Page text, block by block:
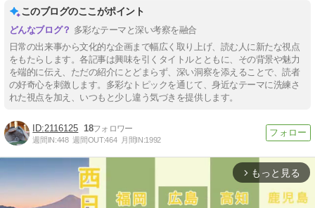
このブログのここがポイント
多彩なテーマと深い考察を融合
日常の出来事から文化的な企画まで幅広く取り上げ、読む人に新たな視点
をもたらします。各記事は興味を引くタイトルとともに、その背景や魅力
を端的に伝え、ただの紹介にとどまらず、深い洞察を添えることで、読者
の好奇心を刺激します。多彩なトピックを通じて、身近なテーマに洗練さ
れた視点を加え、いつもと少し違う気づきを提供します。
2116125 18
週間IN:448 週間OUT:464 月間IN:1992
arrow_forward_ios もっと見る